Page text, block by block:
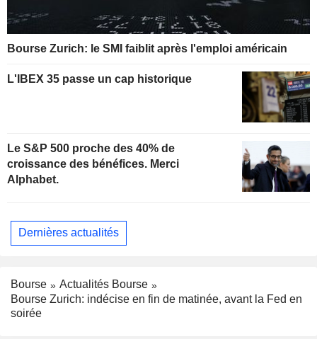
Bourse Zurich: le SMI faiblit après l'emploi américain
L'IBEX 35 passe un cap historique
Le S&P 500 proche des 40% de
croissance des bénéfices. Merci
Alphabet.
Dernières actualités
Bourse
Actualités Bourse
Bourse Zurich: indécise en fin de matinée, avant la Fed en
soirée